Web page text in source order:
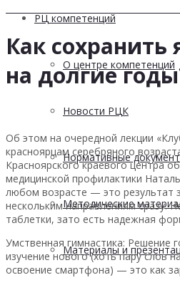
РЦ компетенций
О центре компетенций
Новости РЦК
Нормативные
Методические
Материалы и
Как сохранить
на долгие
Об этом на очередной лекции
красноярцам серебряного
Красноярского краевого центра
медицинской профилактики
любом возрасте — это результат
нескольким направлениям сразу.
таблетки, зато есть надежная
Умственная гимнастика: Решение
изучение нового (хоть пару слов
освоение смартфона) — это как